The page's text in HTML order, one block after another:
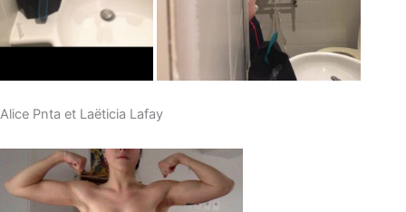
Alice Pnta et Laëticia Lafay